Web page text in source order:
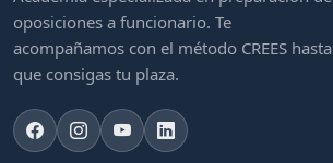
oposiciones a funcionario. Te
acompañamos con el método CREES hasta
que consigas tu plaza.